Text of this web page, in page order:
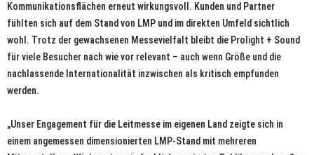
Kommunikationsflächen erneut wirkungsvoll. Kunden und Partner
fühlten sich auf dem Stand von LMP und im direkten Umfeld sichtlich
wohl. Trotz der gewachsenen Messevielfalt bleibt die Prolight + Sound
für viele Besucher nach wie vor relevant – auch wenn Größe und die
nachlassende Internationalität inzwischen als kritisch empfunden
werden.
„Unser Engagement für die Leitmesse im eigenen Land zeigte sich in
einem angemessen dimensionierten LMP-Stand mit mehreren